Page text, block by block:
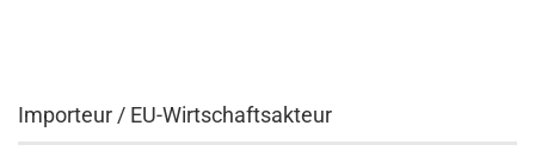
Importeur / EU-Wirtschaftsakteur